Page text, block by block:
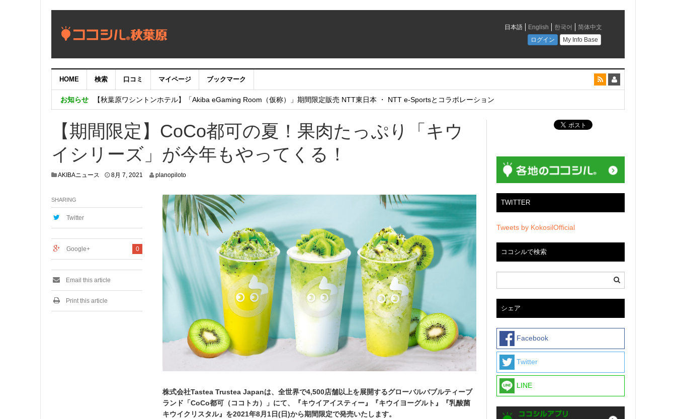
HOME 検索 口コミ マイページ ブックマーク
お知らせ
【重要：9月5日（火）22時】ココシル：アカウントサービス移行のお知らせ
【秋葉原ワシントンホテル】「Akiba eGaming Room（仮称）」期間限定販売 NTT東日本 ・ NTT e-Sportsとコラボレーション
【期間限定】CoCo都可の夏！果肉たっぷり「キウ
イシリーズ」が今年もやってくる！
AKIBAニュース 8月 7, 2021 planopiloto
株式会社Tastea Trustea Japanは、全世界で4,500店舗以上を展開するグローバルバブルティーブ
ランド「CoCo都可（ココトカ）」にて、『キウイアイスティー』『キウイヨーグルト』『乳酸菌
キウイクリスタル』を2021年8月1日(日)から期間限定で発売いたします。
SHARING
Twitter
0
Google+
Email this article
Print this article
TWITTER
Tweets by KokosilOfficial
ココシルで検索
シェア
Facebook
Twitter
LINE